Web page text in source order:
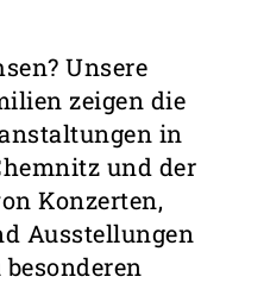
Unsere
zeigen die
in
und der
Konzerten,
Ausstellungen